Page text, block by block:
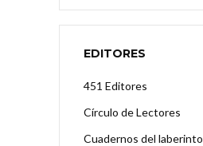
EDITORES
451 Editores
Círculo de Lectores
Cuadernos del laberinto